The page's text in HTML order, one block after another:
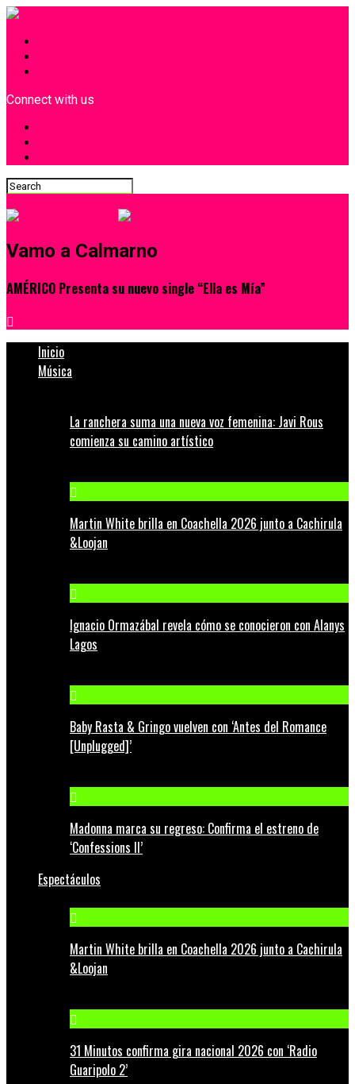
Connect with us
Vamo a Calmarno
AMÉRICO Presenta su nuevo single “Ella es Mía”
Inicio
Música
La ranchera suma una nueva voz femenina: Javi Rous
comienza su camino artístico
Martin White brilla en Coachella 2026 junto a Cachirula
&Loojan
Ignacio Ormazábal revela cómo se conocieron con Alanys
Lagos
Baby Rasta & Gringo vuelven con ‘Antes del Romance
[Unplugged]’
Madonna marca su regreso: Confirma el estreno de
‘Confessions II’
Espectáculos
Martin White brilla en Coachella 2026 junto a Cachirula
&Loojan
31 Minutos confirma gira nacional 2026 con ‘Radio
Guaripolo 2’